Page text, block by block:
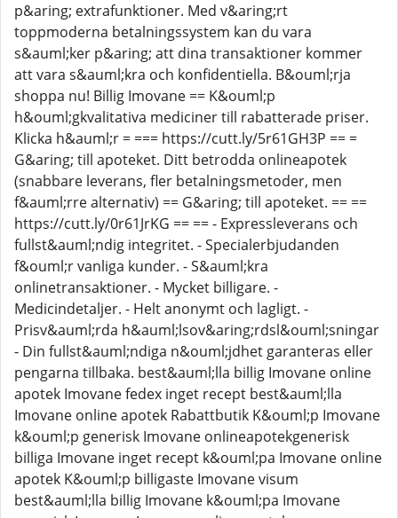
p&aring; extrafunktioner. Med v&aring;rt
toppmoderna betalningssystem kan du vara
s&auml;ker p&aring; att dina transaktioner kommer
att vara s&auml;kra och konfidentiella. B&ouml;rja
shoppa nu! Billig Imovane == K&ouml;p
h&ouml;gkvalitativa mediciner till rabatterade priser.
Klicka h&auml;r = === https://cutt.ly/5r61GH3P == =
G&aring; till apoteket. Ditt betrodda onlineapotek
(snabbare leverans, fler betalningsmetoder, men
f&auml;rre alternativ) == G&aring; till apoteket. == ==
https://cutt.ly/0r61JrKG == == - Expressleverans och
fullst&auml;ndig integritet. - Specialerbjudanden
f&ouml;r vanliga kunder. - S&auml;kra
onlinetransaktioner. - Mycket billigare. -
Medicindetaljer. - Helt anonymt och lagligt. -
Prisv&auml;rda h&auml;lsov&aring;rdsl&ouml;sningar
- Din fullst&auml;ndiga n&ouml;jdhet garanteras eller
pengarna tillbaka. best&auml;lla billig Imovane online
apotek Imovane fedex inget recept best&auml;lla
Imovane online apotek Rabattbutik K&ouml;p Imovane
k&ouml;p generisk Imovane onlineapotekgenerisk
billiga Imovane inget recept k&ouml;pa Imovane online
apotek K&ouml;p billigaste Imovane visum
best&auml;lla billig Imovane k&ouml;pa Imovane